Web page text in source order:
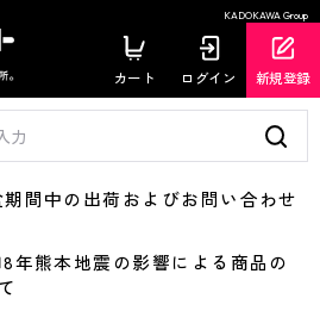
KADOKAWA Group
カート ログイン 新規登録
中の出荷およびお問い合わせ
熊本地震の影響による商品の